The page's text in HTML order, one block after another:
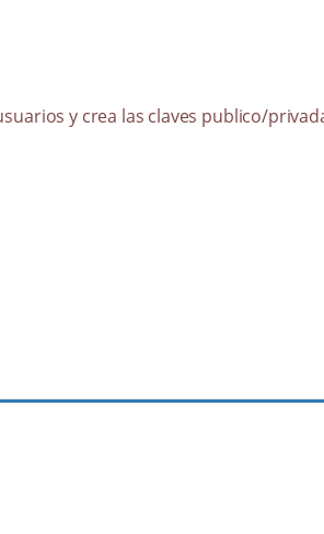
y crea las claves publico/